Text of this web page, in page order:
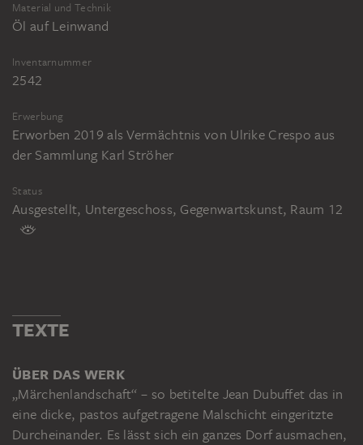
Material und Technik
Öl auf Leinwand
Inventarnummer
2542
Erwerbung
Erworben 2019 als Vermächtnis von Ulrike Crespo aus
der Sammlung Karl Ströher
Status
Ausgestellt, Untergeschoss, Gegenwartskunst, Raum 12
TEXTE
ÜBER DAS WERK
„Märchenlandschaft“ – so betitelte Jean Dubuffet das in
eine dicke, pastos aufgetragene Malschicht eingeritzte
Durcheinander. Es lässt sich ein ganzes Dorf ausmachen,